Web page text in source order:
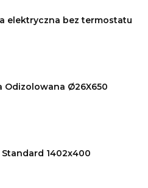
elektryczna bez termostatu
Odizolowana Ø26X650
1402x400